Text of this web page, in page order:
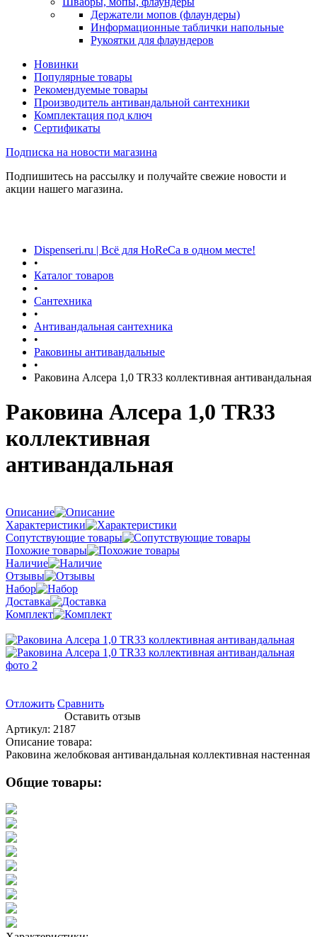
Держатели мопов (флаундеры)
Информационные таблички напольные
Рукоятки для флаундеров
Новинки
Популярные товары
Рекомендуемые товары
Производитель антивандальной сантехники
Комплектация под ключ
Сертификаты
Подписка на новости магазина
Подпишитесь на рассылку и получайте свежие новости и
акции нашего магазина.
Dispenseri.ru | Всё для HoReCa в одном месте!
•
Каталог товаров
•
Сантехника
•
Антивандальная сантехника
•
Раковины антивандальные
•
Раковина Алсера 1,0 TR33 коллективная антивандальная
Раковина Алсера 1,0 TR33
коллективная
антивандальная
Описание
Характеристики
Сопутствующие товары
Похожие товары
Наличие
Отзывы
Набор
Доставка
Комплект
Отложить Сравнить
Оставить отзыв
Артикул: 2187
Описание товара:
Раковина желобковая антивандальная коллективная настенная
Общие товары: